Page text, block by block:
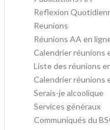
Reflexion
Reunions
Réunions AA en
Calendrier réunions
Liste des réunions
Calendrier réunions
Serais-je alcoolique
Services généraux
Communiqués du